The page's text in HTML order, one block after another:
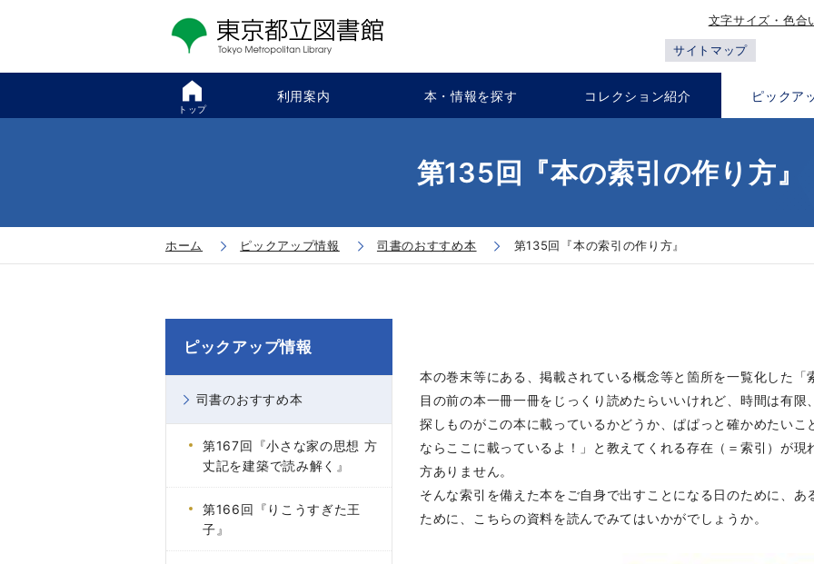
文字サイズ・色合
サイトマップ
トップ
利用案内 本・情報を探す コレクション紹介 ピックア
第135回『本の索引の作り方』
ホーム ピックアップ情報 司書のおすすめ本 第135回『本の索引の作り方』
本の巻末等にある、掲載されている概念等と箇所を一覧化した「
目の前の本一冊一冊をじっくり読めたらいいけれど、時間は有
探しものがこの本に載っているかどうか、ぱぱっと確かめたい
ならここに載っているよ！」と教えてくれる存在（＝索引）が
方ありません。
そんな索引を備えた本をご自身で出すことになる日のために、
ために、こちらの資料を読んでみてはいかがでしょうか。
ピックアップ情報
司書のおすすめ本
第167回『小さな家の思想 方
丈記を建築で読み解く』
第166回『りこうすぎた王
子』